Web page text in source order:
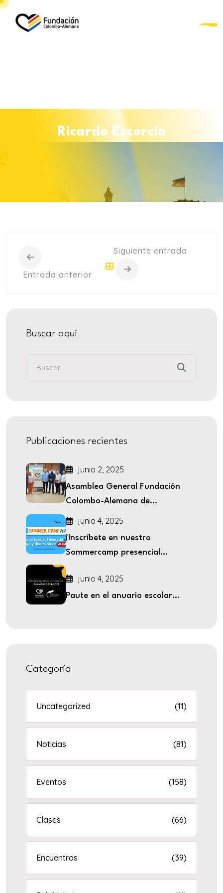
+
+ Sabatinos
Ricardo Escorcia
Entrada anterior
Siguiente entrada
Buscar aquí
Publicaciones recientes
junio 2, 2025
Asamblea General Fundación
Colombo-Alemana de...
junio 4, 2025
¡Inscríbete en nuestro
Sommercamp presencial...
junio 4, 2025
Paute en el anuario escolar...
Categoría
Uncategorized (11)
Noticias (81)
Eventos (158)
Clases (66)
Encuentros (39)